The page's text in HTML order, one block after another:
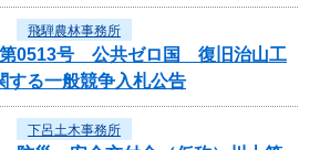
飛騨農林事務所
第0513号 公共ゼロ国 復旧治山工
する一般競争入札公告
下呂土木事務所